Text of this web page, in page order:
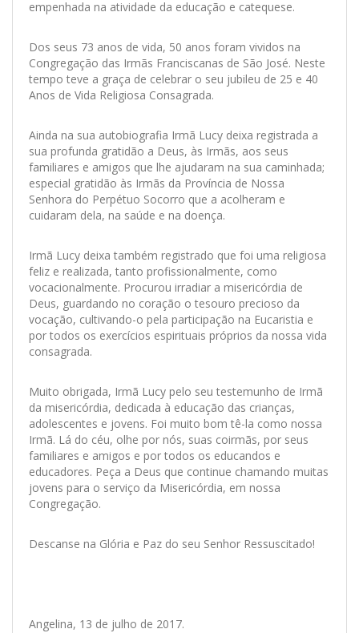
empenhada na atividade da educação e catequese.
Dos seus 73 anos de vida, 50 anos foram vividos na
Congregação das Irmãs Franciscanas de São José. Neste
tempo teve a graça de celebrar o seu jubileu de 25 e 40
Anos de Vida Religiosa Consagrada.
Ainda na sua autobiografia Irmã Lucy deixa registrada a
sua profunda gratidão a Deus, às Irmãs, aos seus
familiares e amigos que lhe ajudaram na sua caminhada;
especial gratidão às Irmãs da Província de Nossa
Senhora do Perpétuo Socorro que a acolheram e
cuidaram dela, na saúde e na doença.
Irmã Lucy deixa também registrado que foi uma religiosa
feliz e realizada, tanto profissionalmente, como
vocacionalmente. Procurou irradiar a misericórdia de
Deus, guardando no coração o tesouro precioso da
vocação, cultivando-o pela participação na Eucaristia e
por todos os exercícios espirituais próprios da nossa vida
consagrada.
Muito obrigada, Irmã Lucy pelo seu testemunho de Irmã
da misericórdia, dedicada à educação das crianças,
adolescentes e jovens. Foi muito bom tê-la como nossa
Irmã. Lá do céu, olhe por nós, suas coirmãs, por seus
familiares e amigos e por todos os educandos e
educadores. Peça a Deus que continue chamando muitas
jovens para o serviço da Misericórdia, em nossa
Congregação.
Descanse na Glória e Paz do seu Senhor Ressuscitado!
Angelina, 13 de julho de 2017.